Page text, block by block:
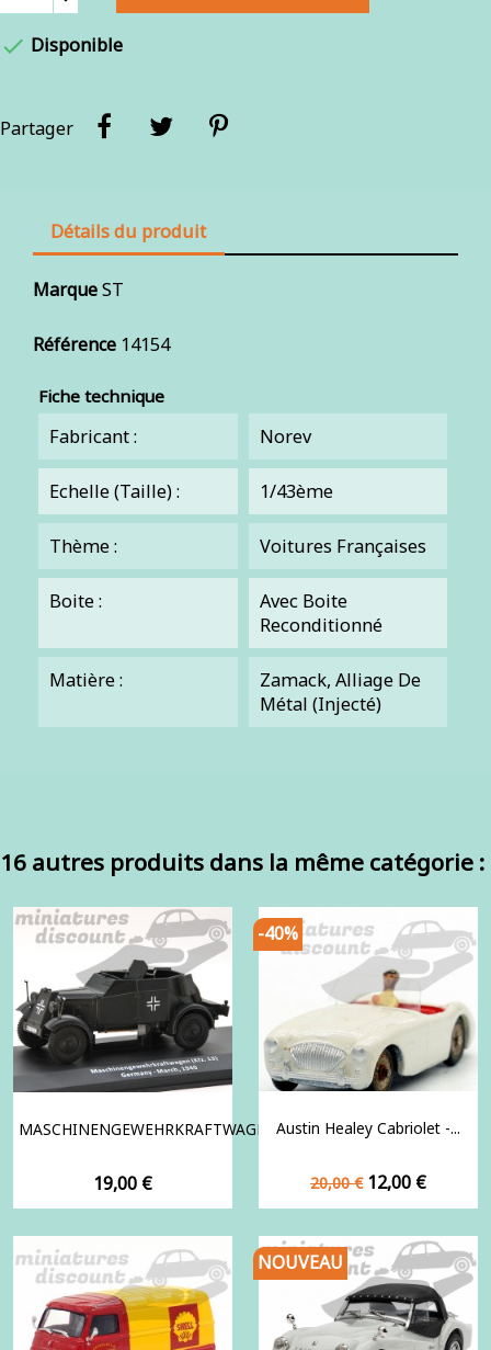
 Disponible
Partager
Détails du produit
MarqueST
Référence 14154
Fiche technique
Fabricant : Norev
Echelle (Taille) : 1/43ème
Thème : Voitures Françaises
Boite :
Avec Boite
Reconditionné
Matière :
Zamack, Alliage De
Métal (injecté)
16 autres produits dans la même catégorie :
MASCHINENGEWEHRKRAFTWAGEN...
Prix
19,00 €
Austin Healey Cabriolet -...
Prix
de
20,00 € Prix
12,00 €
-40%
NOUVEAU